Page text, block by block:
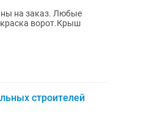
на заказ. Любые
ворот.Крыш
строителей